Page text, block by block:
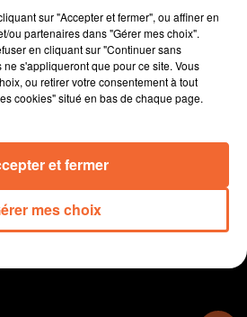
dans la Ville " se poursuit à
Parmi eux Jean-Marc
Elite pour Cholet Basket avec
midi de Gravelines-
13 min 57 sec
sur "Accepter et fermer", ou affiner en
ou partenaires dans "Gérer mes choix".
en cliquant sur "Continuer sans
ne s'appliqueront que pour ce site. Vous
ou retirer votre consentement à tout
cookies" situé en bas de chaque page.
mes choix
et fermer